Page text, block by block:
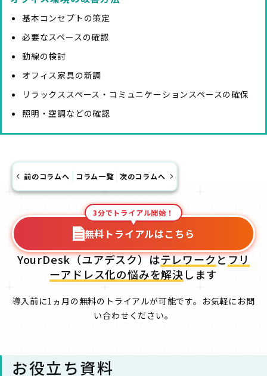
基本コンセプトの策定
必要なスペースの確認
動線の検討
オフィス家具の新調
リラックススペース・コミュニケーションスペースの確保
照明・空調などの確認
前のコラムへ コラム一覧 次のコラムへ
無料トライアルはこちら
3分でトライアル開始！
YourDesk（ユアデスク）はテレワークとフリ
ーアドレス化の悩みを解決します
導入前に1ヵ月の無料のトライアルが可能です。お気軽にお問
い合わせください。
お役立ち資料